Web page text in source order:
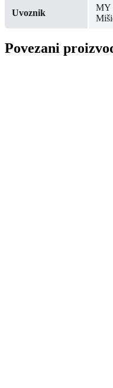
Uvoznik
MY
Povezani